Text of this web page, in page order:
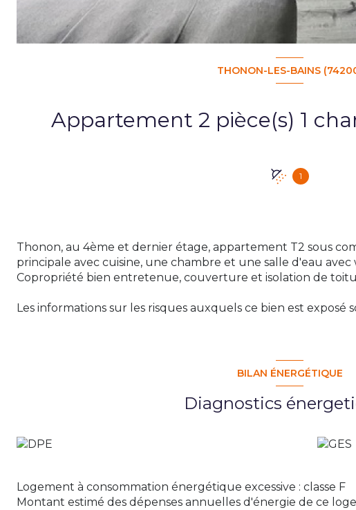
THONON-LES-BAINS
1
Thonon, au 4ème et dernier étage, appartement T2 sous
principale avec cuisine, une chambre et une salle d'eau avec
Copropriété bien entretenue, couverture et isolation de
Les informations sur les risques auxquels ce bien est exposé
BILAN ÉNERGÉTIQUE
Diagnostics
Logement à consommation énergétique excessive : classe F
Montant estimé des dépenses annuelles d'énergie de ce